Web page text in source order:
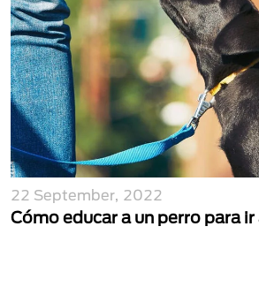
22 September, 2022
Cómo educar a un perro para